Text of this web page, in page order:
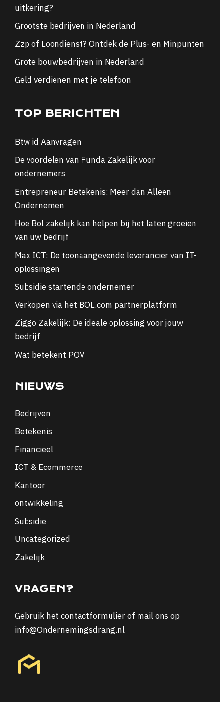
uitkering?
Grootste bedrijven in Nederland
Zzp of Loondienst? Ontdek de Plus- en Minpunten
Grote bouwbedrijven in Nederland
Geld verdienen met je telefoon
TOP BERICHTEN
Btw id Aanvragen
De voordelen van Funda Zakelijk voor
ondernemers
Entrepreneur Betekenis: Meer dan Alleen
Ondernemen
Hoe Bol zakelijk kan helpen bij het laten groeien
van uw bedrijf
Max ICT: De toonaangevende leverancier van IT-
oplossingen
Subsidie startende ondernemer
Verkopen via het BOL.com partnerplatform
Ziggo Zakelijk: De ideale oplossing voor jouw
bedrijf
Wat betekent POV
NIEUWS
Bedrijven
Betekenis
Financieel
ICT & Ecommerce
Kantoor
ontwikkeling
Subsidie
Uncategorized
Zakelijk
VRAGEN?
Gebruik het contactformulierof mail ons op
info@Ondernemingsdrang.nl